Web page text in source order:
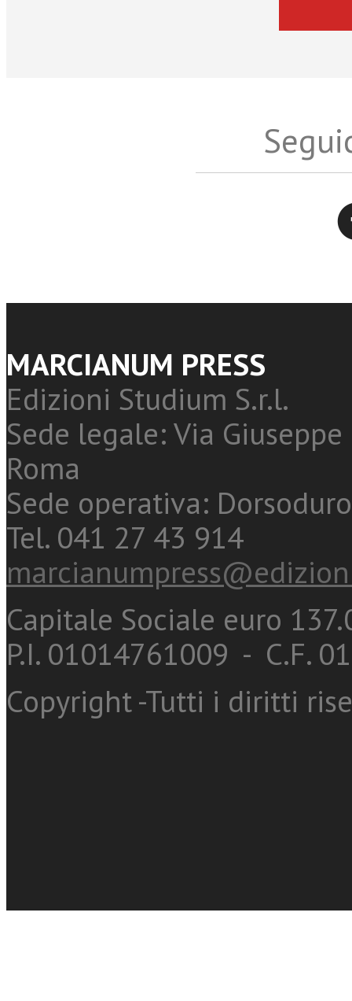
MARCIANUM PRESS
Edizioni Studium S.r.l.
Sede legale: Via
Roma
Sede operativa:
Tel. 041 27 43 914
Capitale Sociale euro
P.I. 01014761009 - C.F.
Copyright -Tutti i diritti